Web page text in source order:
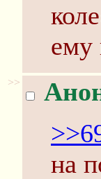
ему
>>
на